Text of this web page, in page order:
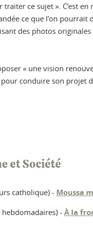
ce sujet ». C’est
ce que l’on
des photos
« une vision
conduire son projet
et Société
catholique) - Moussa
- À la